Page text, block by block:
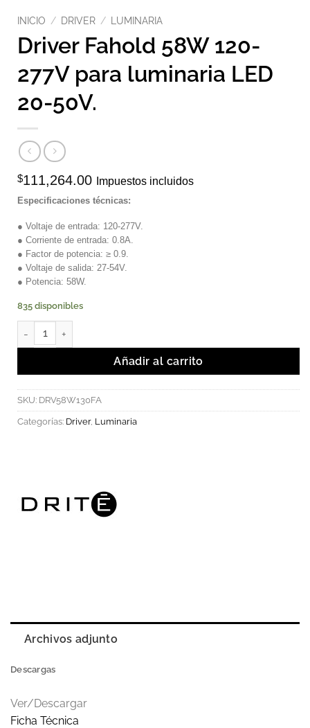
INICIO / DRIVER / LUMINARIA
Driver Fahold 58W 120-
277V para luminaria LED
20-50V.
$111,264.00 Impuestos incluidos
Especificaciones técnicas:
● Voltaje de entrada: 120-277V.
● Corriente de entrada: 0.8A.
● Factor de potencia: ≥ 0.9.
● Voltaje de salida: 27-54V.
● Potencia: 58W.
835 disponibles
Driver Fahold 58W 120-277V para luminaria LED 20-50V. cantidad
Añadir al carrito
SKU: DRV58W130FA
Categorías: Driver, Luminaria
Archivos adjunto
Descargas
Ver/Descargar
Ficha Técnica